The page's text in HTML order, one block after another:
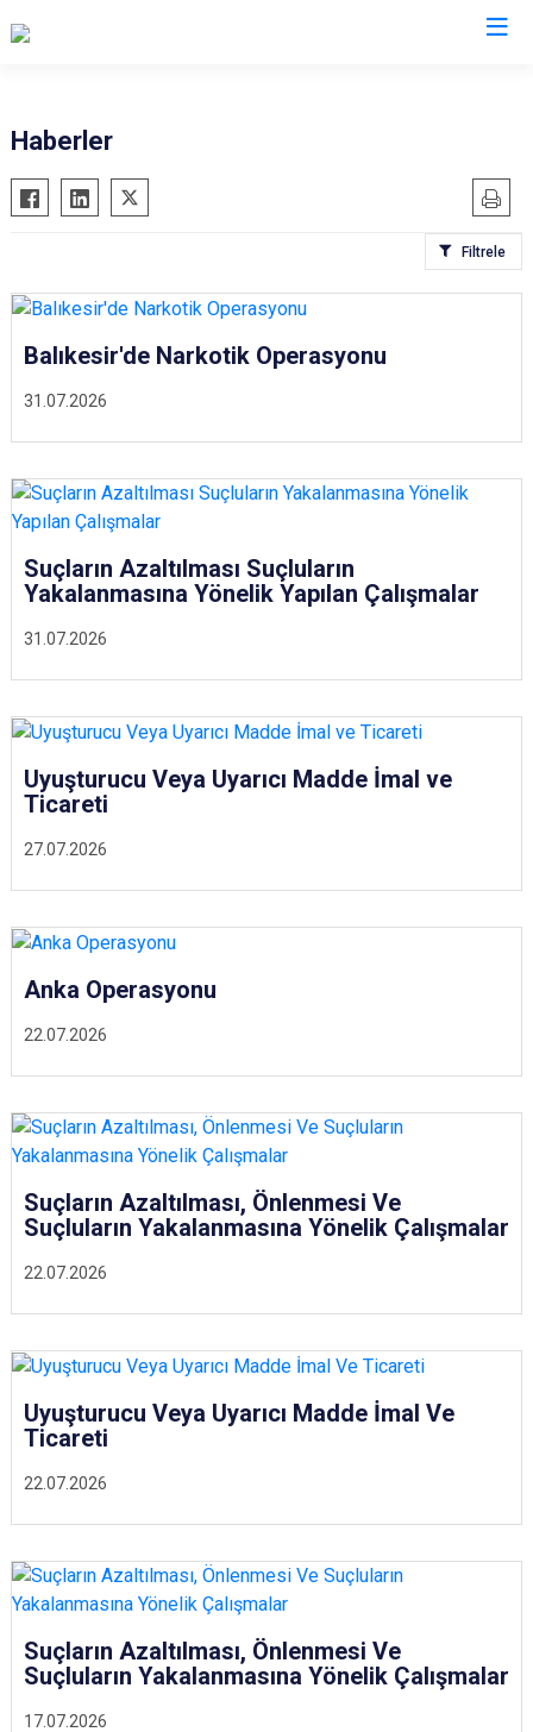
Haberler
Filtrele
31.07.2026
Balıkesir'de Narkotik Operasyonu
31.07.2026
Suçların Azaltılması Suçluların
Yakalanmasına Yönelik Yapılan Çalışmalar
27.07.2026
Uyuşturucu Veya Uyarıcı Madde İmal ve
Ticareti
22.07.2026
Anka Operasyonu
22.07.2026
Suçların Azaltılması, Önlenmesi Ve
Suçluların Yakalanmasına Yönelik Çalışmalar
22.07.2026
Uyuşturucu Veya Uyarıcı Madde İmal Ve
Ticareti
17.07.2026
Suçların Azaltılması, Önlenmesi Ve
Suçluların Yakalanmasına Yönelik Çalışmalar